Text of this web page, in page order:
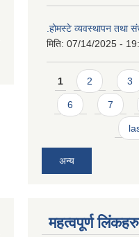
.होमस्टे व्यवस्थापन तथा
मिति: 07/14/2025 -
Pages
1 2 3
6 7
अन्य
महत्वपूर्ण लिंकहरु